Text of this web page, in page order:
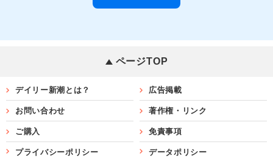
ページTOP
デイリー新潮とは？ 広告掲載
お問い合わせ 著作権・リンク
ご購入 免責事項
プライバシーポリシー データポリシー